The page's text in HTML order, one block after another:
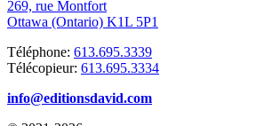
269, rue Montfort
Ottawa (Ontario) K1L 5P1
Téléphone: 613.695.3339
Télécopieur: 613.695.3334
info@editionsdavid.com